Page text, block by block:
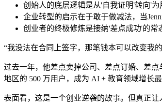
创始人的底层逻辑是从'自我证明'转向'
企业转型的启示在于敢于做减法，当
创业者的终极修炼是接纳'差点成功'的
“我没法在合同上签字，那笔钱本可以改变我
过去一年，他差点卖掉公司、差点订婚、差
地区的 500 万用户，成为 AI + 教育领域增长
表面看，这是一个创业逆袭的故事。但真正